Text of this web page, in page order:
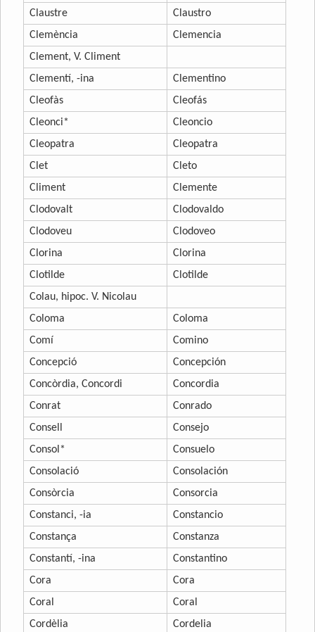
Claustre
Claustro
Clemència
Clemencia
Clement, V. Climent
Clementí, -ina
Clementino
Cleofàs
Cleofás
Cleonci*
Cleoncio
Cleopatra
Cleopatra
Clet
Cleto
Climent
Clemente
Clodovalt
Clodovaldo
Clodoveu
Clodoveo
Clorina
Clorina
Clotilde
Clotilde
Colau, hipoc. V. Nicolau
Coloma
Coloma
Comí
Comino
Concepció
Concepción
Concòrdia, Concordi
Concordia
Conrat
Conrado
Consell
Consejo
Consol*
Consuelo
Consolació
Consolación
Consòrcia
Consorcia
Constanci, -ia
Constancio
Constança
Constanza
Constantí, -ina
Constantino
Cora
Cora
Coral
Coral
Cordèlia
Cordelia